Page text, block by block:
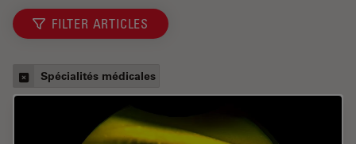
FILTER ARTICLES
Spécialités médicales